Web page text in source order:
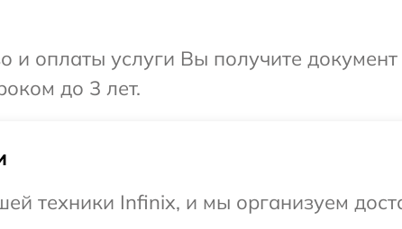
и оплаты услуги Вы получите
до 3 лет.
техники Infinix, и мы организуем